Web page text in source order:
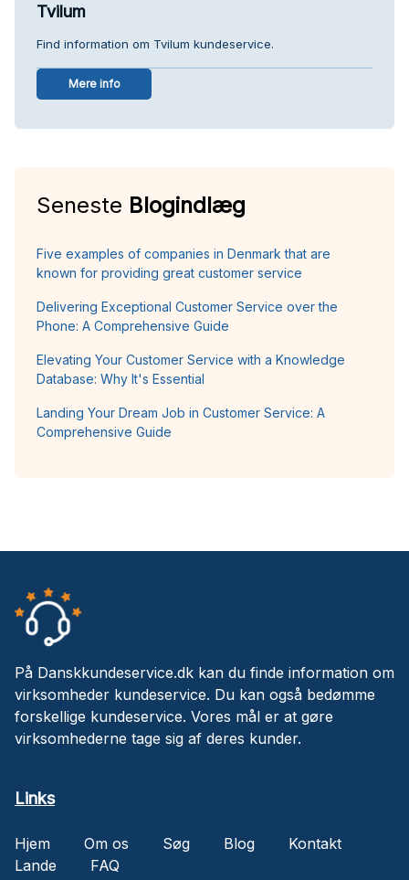
Tvilum
Find information om Tvilum kundeservice.
Mere info
Seneste Blogindlæg
Five examples of companies in Denmark that are
known for providing great customer service
Delivering Exceptional Customer Service over the
Phone: A Comprehensive Guide
Elevating Your Customer Service with a Knowledge
Database: Why It's Essential
Landing Your Dream Job in Customer Service: A
Comprehensive Guide
På Danskkundeservice.dk kan du finde information om
virksomheder kundeservice. Du kan også bedømme
forskellige kundeservice. Vores mål er at gøre
virksomhederne tage sig af deres kunder.
Links
Hjem Om os Søg Blog
Kontakt
Lande
FAQ